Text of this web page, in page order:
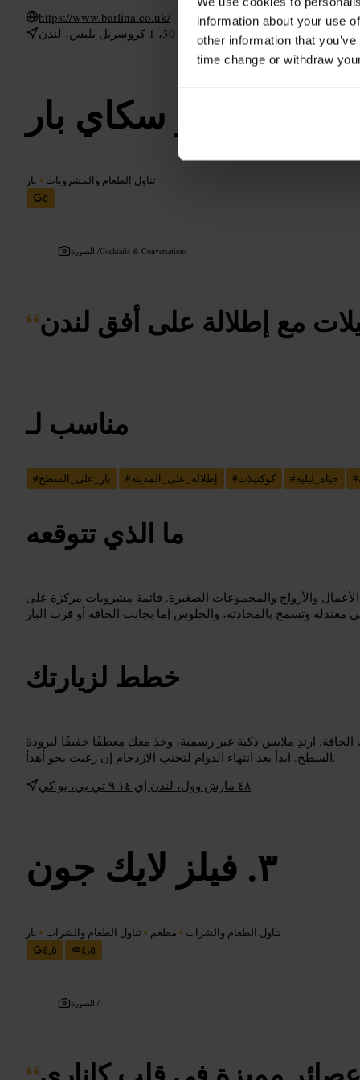
information about your use
other information that
time change or withdraw
https://www.barlina.co.uk/
يونيت 30، 1 كروسريل بليس، لندن E14 5AR، يو كي
كيبو سكاي بار
تناول الطعام والمشروبات • بار
٥
الصورة /Cocktails & Conversations
“مع إطلالة على أفق لندن
مناسب لـ
#بار_على_السطح #إطلالة_على_المدينة #كوكتيلات #حياة_ليلية #
ما الذي تتوقعه
والأزواج والمجموعات الصغيرة. قائمة مشروبات مركزة على
خطط لزيارتك
ارتدِ ملابس ذكية غير رسمية، وخذ معك معطفًا خفيفًا لبرودة
السطح. ابدأ بعد انتهاء الدوام لتجنب الازدحام إن رغبت بجو أهدأ.
٤٨ مارش وول، لندن إي ١٤ ٩ تي بي، يو كي
فيلز لايك جون
تناول الطعام والشراب • مطعم • تناول الطعام والشراب • بار
٤٫٥
٤٫٥
الصورة /